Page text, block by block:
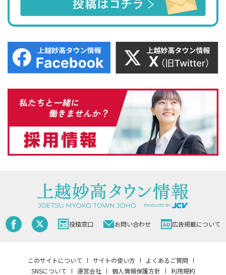
投稿窓口 お問い合わせ 広告掲載について
このサイトについて サイトの使い方
よくあるご質問
SNSについて
運営会社 個人情報保護方針 利用規約